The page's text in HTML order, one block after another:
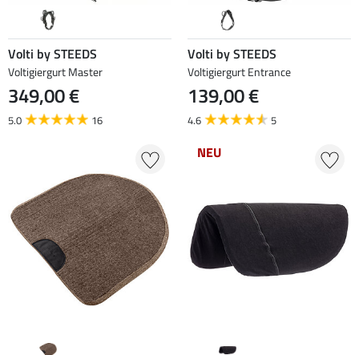
Volti by STEEDS
Voltigiergurt Master
349,00 €
5.0 16
Volti by STEEDS
Voltigiergurt Entrance
139,00 €
4.6 5
NEU